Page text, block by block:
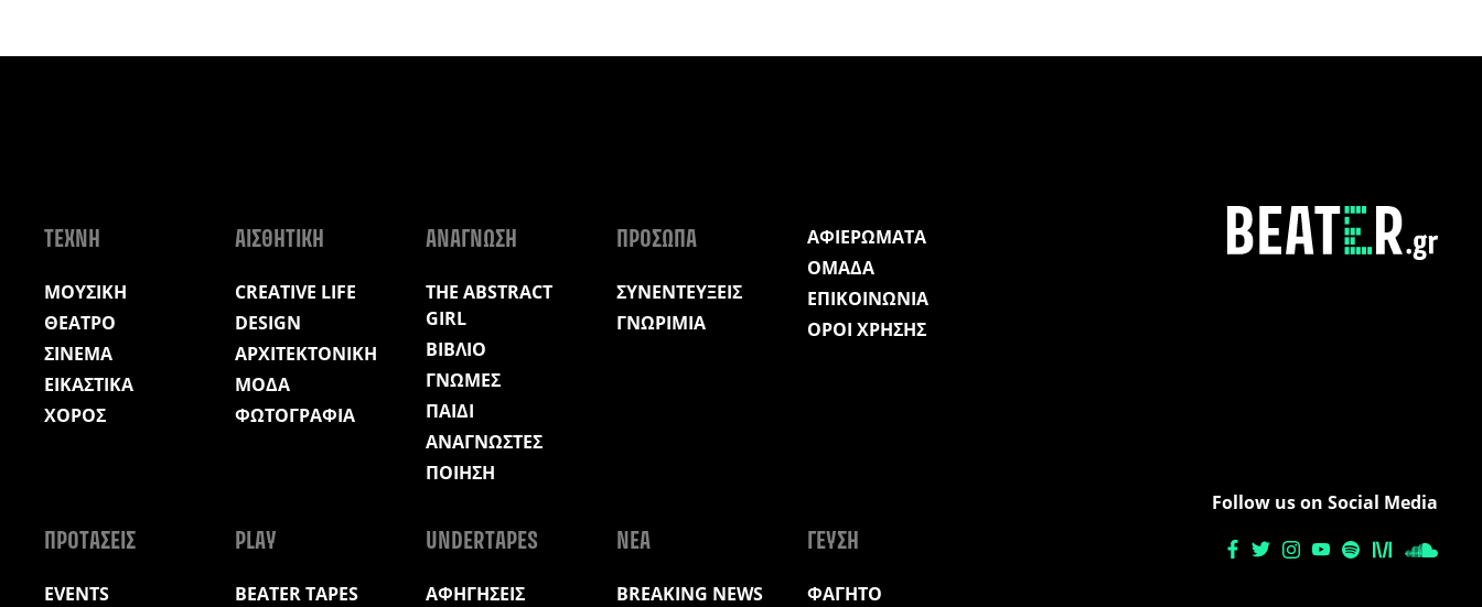
ΤΕΧΝΗ
ΜΟΥΣΙΚΗ
ΘΕΑΤΡΟ
ΣΙΝΕΜΑ
ΕΙΚΑΣΤΙΚΑ
ΧΟΡΟΣ
ΑΙΣΘΗΤΙΚΗ
CREATIVE LIFE
DESIGN
ΑΡΧΙΤΕΚΤΟΝΙΚΗ
ΜΟΔΑ
ΦΩΤΟΓΡΑΦΙΑ
ΑΝΑΓΝΩΣΗ
THE ABSTRACT
GIRL
ΒΙΒΛΙΟ
ΓΝΩΜΕΣ
ΠΑΙΔΙ
ΑΝΑΓΝΩΣΤΕΣ
ΠΟΙΗΣΗ
ΠΡΟΣΩΠΑ
ΣΥΝΕΝΤΕΥΞΕΙΣ
ΓΝΩΡΙΜΙΑ
ΑΦΙΕΡΩΜΑΤΑ
ΟΜΑΔΑ
ΕΠΙΚΟΙΝΩΝΙΑ
ΟΡΟΙ ΧΡΗΣΗΣ
ΠΡΟΤΑΣΕΙΣ
EVENTS
PLAY
BEATER TAPES
UNDERTAPES
ΑΦΗΓΗΣΕΙΣ
ΝΕΑ
BREAKING NEWS
ΓΕΥΣΗ
ΦΑΓΗΤΟ
Follow us on Social Media